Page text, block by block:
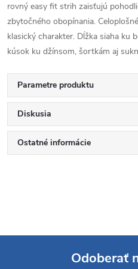
rovný easy fit strih zaisťujú
zbytočného obopínania.
klasický charakter. Dĺžka siaha ku
kúsok ku džínsom, šortkám aj
Parametre produktu
Diskusia
Ostatné informácie
Odoberať